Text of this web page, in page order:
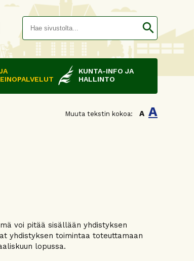
search
KUNTA-INFO JA
HALLINTO
Muuta tekstin kokoa: A A
voi pitää sisällään yhdistyksen
yhdistyksen toimintaa toteuttamaan
lopussa.